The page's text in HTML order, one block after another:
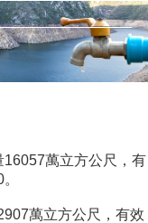
萬立方公尺，有
萬立方公尺，有效